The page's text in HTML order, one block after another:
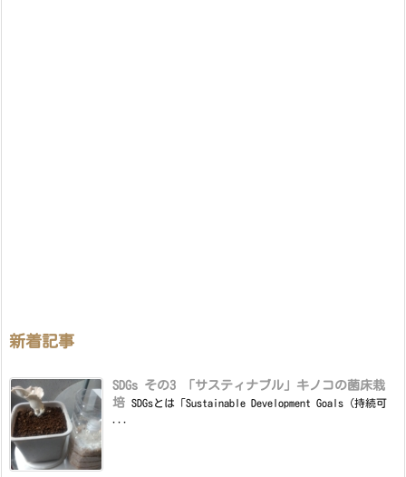
新着記事
SDGs その3 「サスティナブル」キノコの菌床栽
培 SDGsとは「Sustainable Development Goals（持続可